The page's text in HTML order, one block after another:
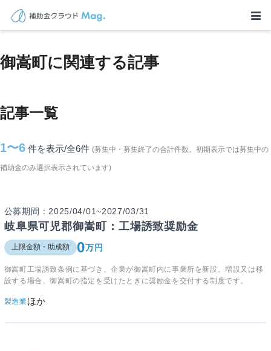
TOP > 補助金・助成金詳細>岐阜県
御嵩町に関連する記事
記事一覧
1〜6 件を表示/全6件 (募集中・募集終了の合計件数。初期表示では募集中の
補助金のみ選択表示されています)
公募期間：2025/04/01~2027/03/31
岐阜県可児郡御嵩町：工場誘致奨励金
上限金額・助成額 0万円
御嵩町工場誘致条例に基づき、企業が御嵩町内に事業所を新設、増設又は移
設する場合、御嵩町の指定を受けたときに奨励金を交付する制度です。
製造業ほか